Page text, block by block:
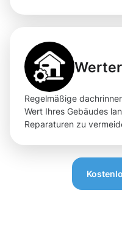
Regelmäßige
Wert Ihres Gebäudes
Reparaturen zu